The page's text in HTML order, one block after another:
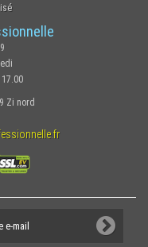
Zi nord